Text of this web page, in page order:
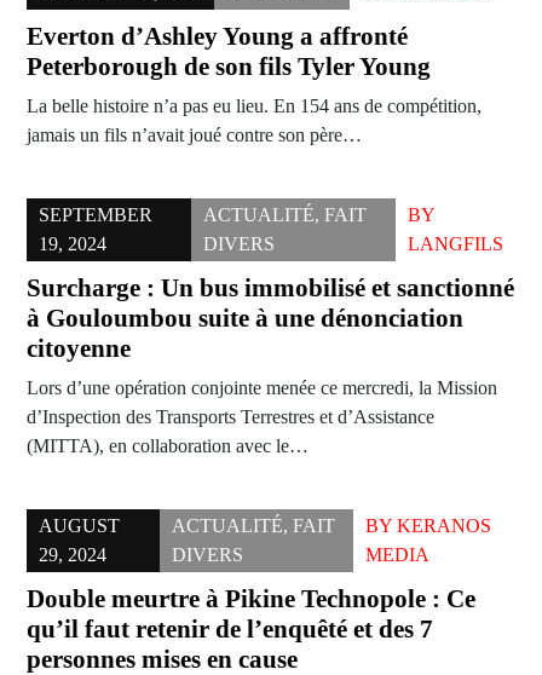
Everton d’Ashley Young a affronté
Peterborough de son fils Tyler Young
La belle histoire n’a pas eu lieu. En 154 ans de compétition,
jamais un fils n’avait joué contre son père…
SEPTEMBER
19, 2024
ACTUALITÉ, FAIT
DIVERS
BY
LANGFILS
Surcharge : Un bus immobilisé et sanctionné
à Gouloumbou suite à une dénonciation
citoyenne
Lors d’une opération conjointe menée ce mercredi, la Mission
d’Inspection des Transports Terrestres et d’Assistance
(MITTA), en collaboration avec le…
AUGUST
29, 2024
ACTUALITÉ, FAIT
DIVERS
BYKERANOS
MEDIA
Double meurtre à Pikine Technopole : Ce
qu’il faut retenir de l’enquêté et des 7
personnes mises en cause